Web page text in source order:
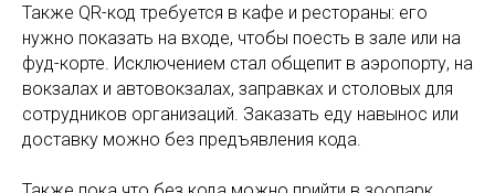
Также QR-код требуется в кафе и рестораны: его
нужно показать на входе, чтобы поесть в зале или на
фуд-корте. Исключением стал общепит в аэропорту, на
вокзалах и автовокзалах, заправках и столовых для
сотрудников организаций. Заказать еду навынос или
доставку можно без предъявления кода.